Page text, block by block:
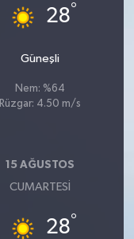
28°
Güneşli
Nem: %64
Rüzgar: 4.50 m/s
15 AĞUSTOS
CUMARTESI
28°